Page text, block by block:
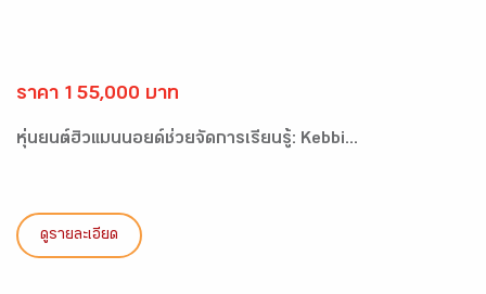
ราคา 155,000 บาท
หุ่นยนต์ฮิวแมนนอยด์ช่วยจัดการเรียนรู้: Kebbi...
ดูรายละเอียด